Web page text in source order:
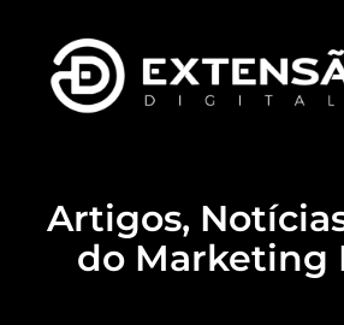
Artigos,
do Marketing